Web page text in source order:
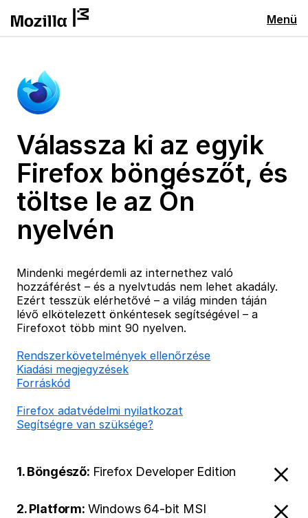
Menü
Válassza ki az egyik
Firefox böngészőt, és
töltse le az Ön
nyelvén
Mindenki megérdemli az internethez való
hozzáférést – és a nyelvtudás nem lehet akadály.
Ezért tesszük elérhetővé – a világ minden táján
lévő elkötelezett önkéntesek segítségével – a
Firefoxot több mint 90 nyelven.
Rendszerkövetelmények ellenőrzése
Kiadási megjegyzések
Forráskód
Firefox adatvédelmi nyilatkozat
Segítségre van szüksége?
1. Böngésző: Firefox Developer Edition
2. Platform: Windows 64-bit MSI